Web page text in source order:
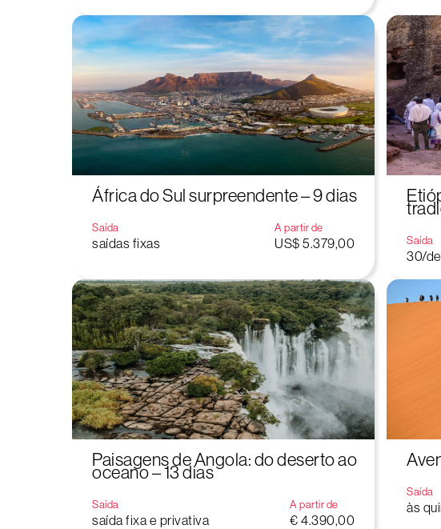
Aperte "Enter" para buscar ou "ESC" para fechar
África do Sul surpreendente – 9 dias
Saída
saídas fixas
A partir de
US$ 5.379,00 Saída
30/
Paisagens de Angola: do deserto ao
oceano – 13 dias
Saída
saída fixa e privativa
A partir de
€ 4.390,00
Saída
às